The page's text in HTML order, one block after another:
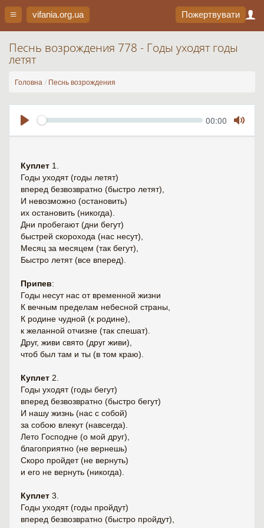
vifania.org.ua Пожертвувати
Песнь возрождения 778 - Годы уходят годы
летят
Головна Песнь возрождения
Seek Current
00:00
Mute
Куплет 1.
Годы уходят (годы летят)
вперед безвозвратно (быстро летят),
И невозможно (остановить)
их остановить (никогда).
Дни пробегают (дни бегут)
быстрей скорохода (нас несут),
Месяц за месяцем (так бегут),
Быстро летят (все вперед).
Припев:
Годы несут нас от временной жизни
К вечным пределам небесной страны,
К родине чудной (к родине),
к желанной отчизне (так спешат).
Друг, живи свято (друг живи),
чтоб был там и ты (в том краю).
Куплет 2.
Годы уходят (годы бегут)
вперед безвозвратно (быстро бегут)
И нашу жизнь (нас с собой)
за собою влекут (навсегда).
Лето Господне (о мой друг),
благоприятно (не вернешь)
Скоро пройдет (не вернуть)
и его не вернуть (никогда).
Куплет 3.
Годы уходят (годы пройдут)
вперед безвозвратно (быстро пройдут),